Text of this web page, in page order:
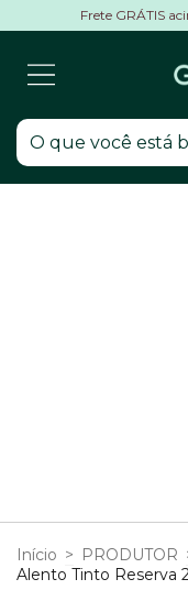
Frete GRÁTIS
Início > PRODUTOR
Alento Tinto Reserva